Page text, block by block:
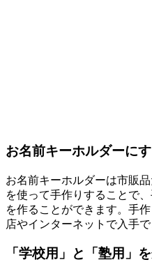
お名前キーホルダーに
お名前キーホルダーは市販
を使って手作りすることで
を作ることができます。手
店やインターネットで入手で
「学校用」と「塾用」